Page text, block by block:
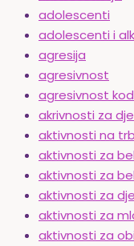
adolescenti
adolescenti i
agresija
agresivnost
agresivnost
akrivnosti za
aktivnosti na
aktivnosti za
aktivnosti za
aktivnosti za
aktivnosti za
aktivnosti za